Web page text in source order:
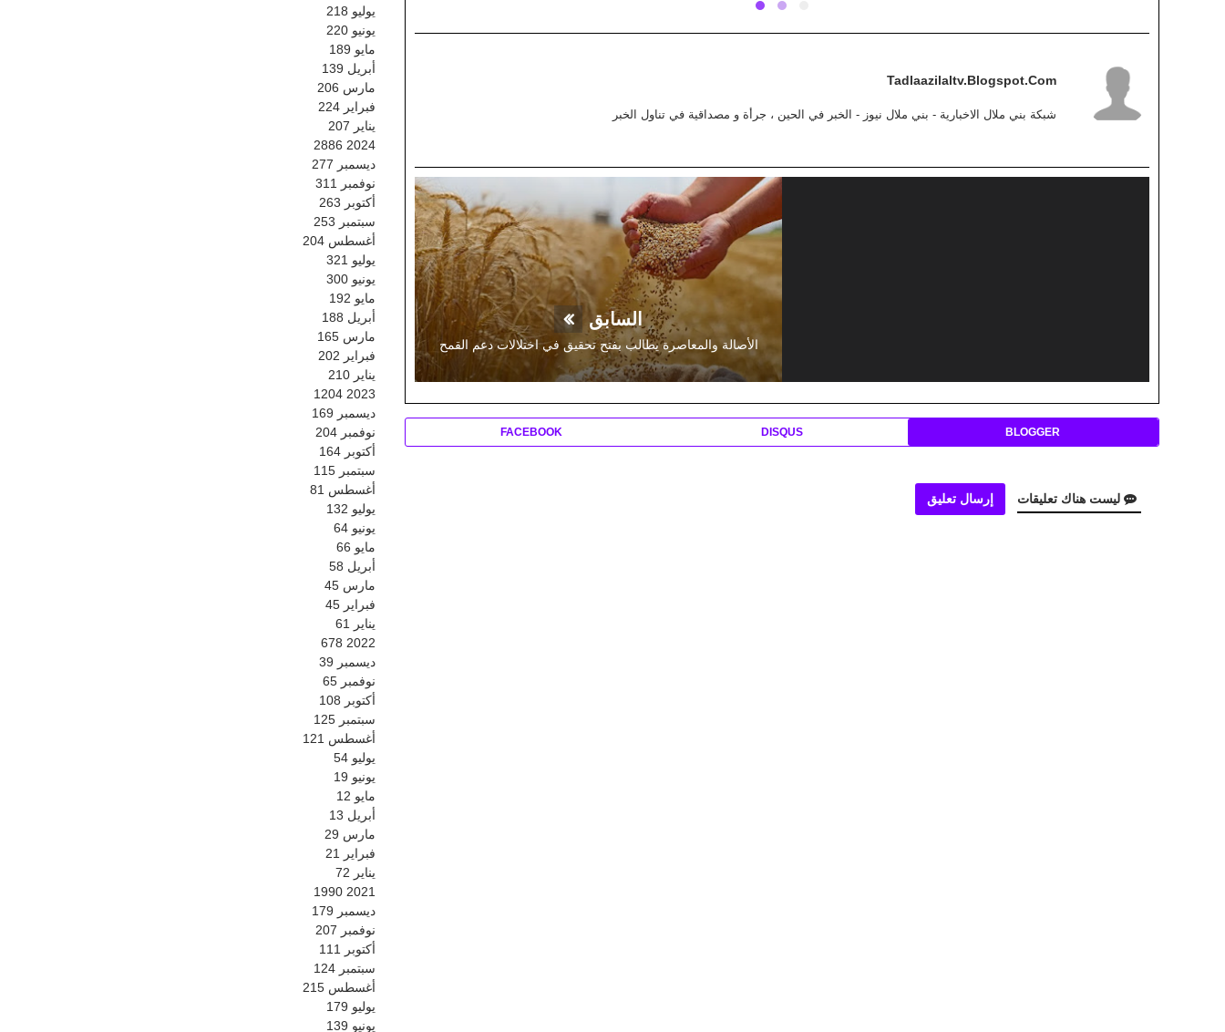
Tadlaazilaltv.blogspot.com
شبكة بني ملال الاخبارية - بني ملال نيوز - الخبر في الحين ، جرأة و مصداقية في تناول الخبر
السابق
الأصالة والمعاصرة يطالب بفتح تحقيق في اختلالات دعم القمح
BLOGGER
DISQUS
FACEBOOK
ليست هناك تعليقات إرسال تعليق
يوليو 218
يونيو 220
مايو 189
أبريل 139
مارس 206
فبراير 224
يناير 207
2024
2886
ديسمبر 277
نوفمبر
311
أكتوبر 263
سبتمبر 253
أغسطس 204
يوليو 321
يونيو 300
مايو 192
أبريل 188
مارس 165
فبراير 202
يناير 210
2023
1204
ديسمبر 169
نوفمبر 204
أكتوبر 164
سبتمبر 115
أغسطس 81
يوليو 132
يونيو 64
مايو 66
أبريل 58
مارس 45
فبراير 45
يناير
61
2022
678
ديسمبر 39
نوفمبر 65
أكتوبر 108
سبتمبر 125
أغسطس 121
يوليو 54
يونيو 19
مايو 12
أبريل 13
مارس 29
فبراير
21
يناير 72
2021
1990
ديسمبر 179
نوفمبر 207
أكتوبر
111
سبتمبر 124
أغسطس 215
يوليو 179
يونيو 139